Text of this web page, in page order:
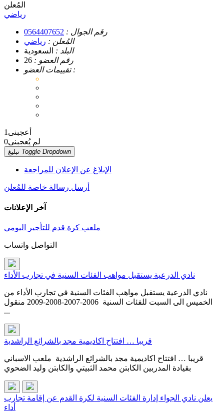
المُعلن
رياضي
رقم الجوال : 0564407652
المُعلن : رياضي
البلد : السعودية
رقم العضو : 26
تقييمات العضو :
أعجبنى1
لم يُعجبنى0
Toggle Dropdown
الإبلاغ عن الإعلان للمراجعة
أرسل رسالة خاصة للمُعلن
آخر الإعلانات
ملعب كرة قدم للتأجير اليومي
نادي الدرعية يستقبل مواهب الفئات السنية في تجارب الأداء
نادي الدرعية يستقبل مواهب الفئات السنية في تجارب الأداء من
الخميس الى السبت للفئات السنية 2006-2007-2008-2009 منقول
...
قريبا … افتتاح اكاديمية مجد بالشرائع الراشدية
قريبا … افتتاح اكاديمية مجد بالشرائع الراشدية ملعب الاسباني
يعلن نادي الجواء إدارة الفئات السنية لكرة القدم عن إقامة تجارب
أداء